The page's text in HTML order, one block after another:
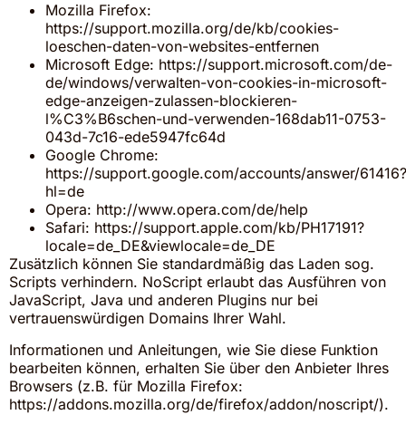
Mozilla Firefox:
https://support.mozilla.org/de/kb/cookies-
loeschen-daten-von-websites-entfernen
Microsoft Edge: https://support.microsoft.com/de-
de/windows/verwalten-von-cookies-in-microsoft-
edge-anzeigen-zulassen-blockieren-
l%C3%B6schen-und-verwenden-168dab11-0753-
043d-7c16-ede5947fc64d
Google Chrome:
https://support.google.com/accounts/answer/61416?
hl=de
Opera: http://www.opera.com/de/help
Safari: https://support.apple.com/kb/PH17191?
locale=de_DE&viewlocale=de_DE
Zusätzlich können Sie standardmäßig das Laden sog.
Scripts verhindern. NoScript erlaubt das Ausführen von
JavaScript, Java und anderen Plugins nur bei
vertrauenswürdigen Domains Ihrer Wahl.
Informationen und Anleitungen, wie Sie diese Funktion
bearbeiten können, erhalten Sie über den Anbieter Ihres
Browsers (z.B. für Mozilla Firefox:
https://addons.mozilla.org/de/firefox/addon/noscript/).